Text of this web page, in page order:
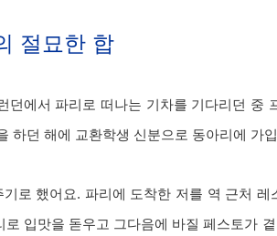
절묘한 합
에서 파리로 떠나는 기차를 기다리던 중
하던 해에 교환학생 신분으로 동아리에 가
로 했어요. 파리에 도착한 저를 역 근처 레
입맛을 돋우고 그다음에 바질 페스토가